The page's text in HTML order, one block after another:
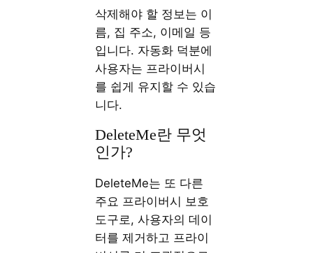
삭제해야 할 정보는 이
름, 집 주소, 이메일 등
입니다. 자동화 덕분에
사용자는 프라이버시
를 쉽게 유지할 수 있습
니다.
DeleteMe란 무엇
인가?
DeleteMe는 또 다른
주요 프라이버시 보호
도구로, 사용자의 데이
터를 제거하고 프라이